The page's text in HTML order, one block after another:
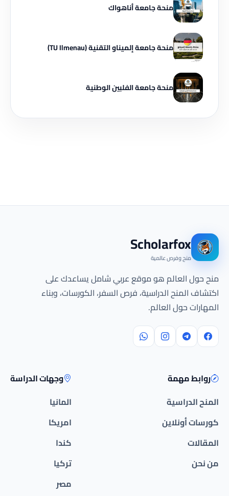
منحة جامعة أناهواك
منحة جامعة إلميناو التقنية (TU Ilmenau)
منحة جامعة الفلبين الوطنية
Scholarfox
منح وفرص عالمية
منح حول العالم هو موقع عربي شامل يساعدك على
اكتشاف المنح الدراسية، فرص السفر، الكورسات، وبناء
المهارات حول العالم.
روابط مهمة
المنح الدراسية
كورسات أونلاين
المقالات
من نحن
وجهات الدراسة
المانيا
امريكا
كندا
تركيا
مصر